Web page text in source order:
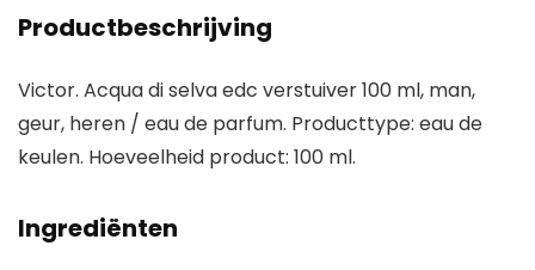
Productbeschrijving
Victor. Acqua di selva edc verstuiver 100 ml, man,
geur, heren / eau de parfum. Producttype: eau de
keulen. Hoeveelheid product: 100 ml.
Ingrediënten